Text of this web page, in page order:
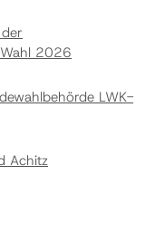
2026
LWK-
Achitz